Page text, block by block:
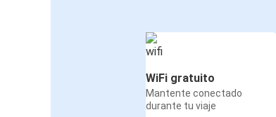
WiFi gratuito
Mantente conectado
durante tu viaje